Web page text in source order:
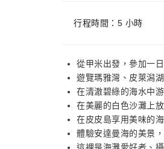
行程時間：5 小時
從甲米出發，參加一
遊覽瑪雅灣、皮萊潟
在清澈碧綠的海水中
在美麗的白色沙灘上
在皮皮島享用美味的
體驗安達曼海的美景